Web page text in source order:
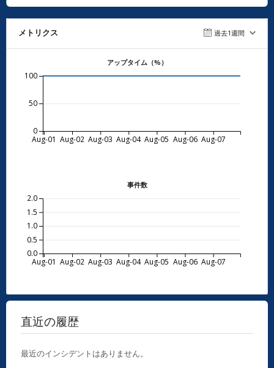
メトリクス 過去1週間
アップタイム（%）
Aug-01 Aug-02 Aug-03 Aug-04 Aug-05 Aug-06 Aug-07
0
50
100
事件数
Aug-01 Aug-02 Aug-03 Aug-04 Aug-05 Aug-06 Aug-07
0.0
0.5
1.0
1.5
2.0
直近の履歴
最近のインシデントはありません。